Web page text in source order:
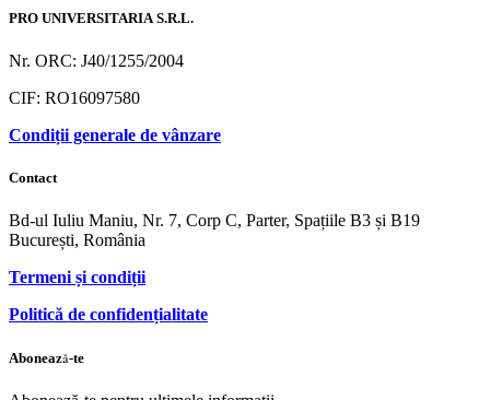
PRO UNIVERSITARIA S.R.L.
Nr. ORC: J40/1255/2004
CIF: RO16097580
Condiții generale de vânzare
Contact
Bd-ul Iuliu Maniu, Nr. 7, Corp C, Parter, Spațiile B3 și B19
București, România
Termeni și condiții
Politică de confidențialitate
Abonează-te